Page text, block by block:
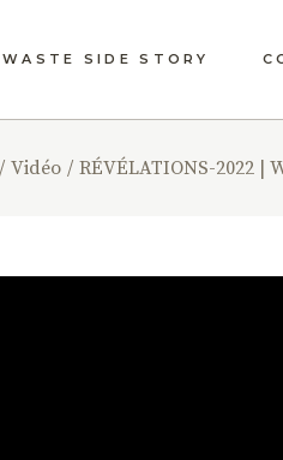
WASTE SIDE STORY
LES GRAINES
MESSAGÈRES
Vidéo RÉVÉLATIONS-2022 |